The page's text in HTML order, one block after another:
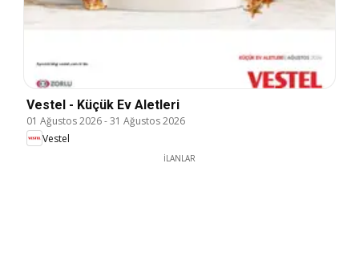
Vestel - Küçük Ev Aletleri
01 Ağustos 2026-31 Ağustos 2026
Vestel
İLANLAR